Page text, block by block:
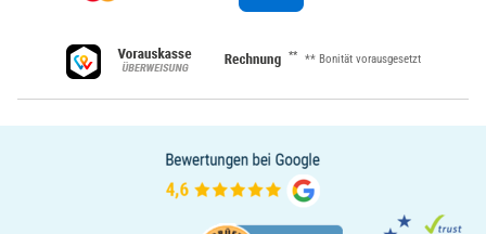
** ** Bonität vorausgesetzt